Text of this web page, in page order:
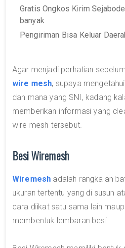
Gratis Ongkos Kirim
banyak
Pengiriman Bisa Keluar
Agar menjadi perhatian
wire mesh, supaya
dan mana yang SNI, kadang
memberikan informasi yang
wire mesh tersebut.
Besi Wiremesh
Wiremesh adalah rangkaian
ukuran tertentu yang di susun
cara diikat satu sama lain
membentuk lembaran besi.